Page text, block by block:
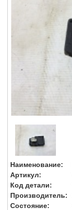
Наименование:
Артикул:
Код детали:
Производитель:
Состояние: